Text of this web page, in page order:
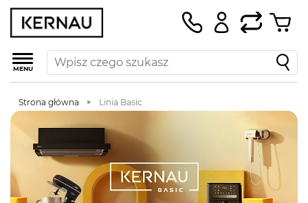
MENU
Strona główna Linia Basic